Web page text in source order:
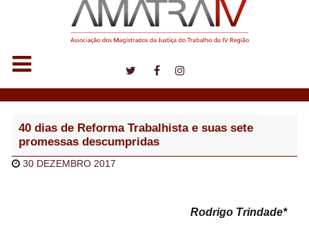
40 dias de Reforma Trabalhista e suas sete
promessas descumpridas
30 DEZEMBRO 2017
Rodrigo Trindade*